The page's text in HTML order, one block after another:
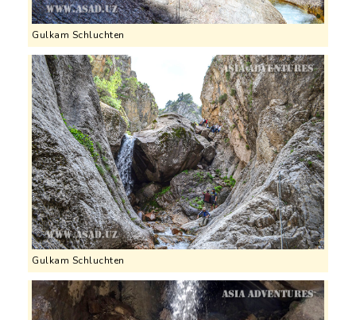
Gulkam Schluchten
Gulkam Schluchten